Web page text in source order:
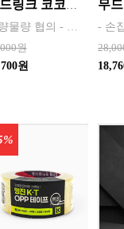
원
원